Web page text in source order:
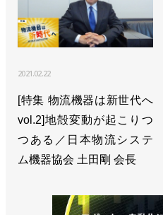
2021.02.22
[特集 物流機器は新世代へ
vol.2]地殻変動が起こりつ
つある／日本物流システ
ム機器協会 土田剛 会長